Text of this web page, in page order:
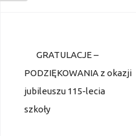
wpisu
GRATULACJE –
PODZIĘKOWANIA z okazji
jubileuszu 115-lecia
szkoły